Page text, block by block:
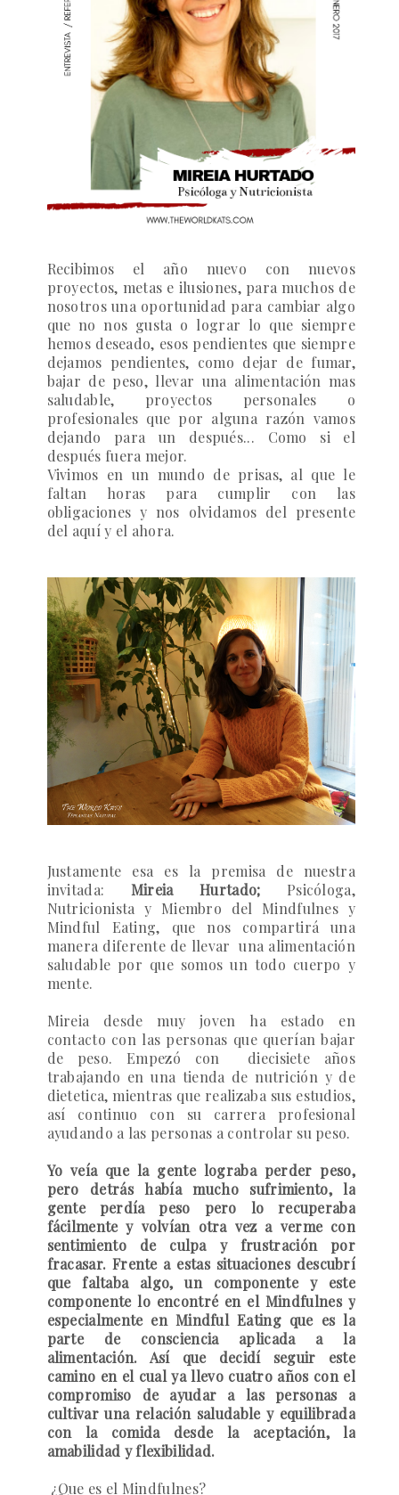
Recibimos el año nuevo con nuevos
proyectos, metas e ilusiones, para muchos de
nosotros una oportunidad para cambiar algo
que no nos gusta o lograr lo que siempre
hemos deseado, esos pendientes que siempre
dejamos pendientes, como dejar de fumar,
bajar de peso, llevar una alimentación mas
saludable, proyectos personales o
profesionales que por alguna razón vamos
dejando para un después... Como si el
después fuera mejor.
Vivimos en un mundo de prisas, al que le
faltan horas para cumplir con las
obligaciones y nos olvidamos del presente
del aquí y el ahora.
Justamente esa es la premisa de nuestra
invitada: Mireia Hurtado; Psicóloga,
Nutricionista y Miembro del Mindfulnes y
Mindful Eating, que nos compartirá una
manera diferente de llevar una alimentación
saludable por que somos un todo cuerpo y
mente.
Mireia desde muy joven ha estado en
contacto con las personas que querían bajar
de peso. Empezó con diecisiete años
trabajando en una tienda de nutrición y de
dietetica, mientras que realizaba sus estudios,
así continuo con su carrera profesional
ayudando a las personas a controlar su peso.
Yo veía que la gente lograba perder peso,
pero detrás había mucho sufrimiento, la
gente perdía peso pero lo recuperaba
fácilmente y volvían otra vez a verme con
sentimiento de culpa y frustración por
fracasar. Frente a estas situaciones descubrí
que faltaba algo, un componente y este
componente lo encontré en el Mindfulnes y
especialmente en Mindful Eating que es la
parte de consciencia aplicada a la
alimentación. Así que decidí seguir este
camino en el cual ya llevo cuatro años con el
compromiso de ayudar a las personas a
cultivar una relación saludable y equilibrada
con la comida desde la aceptación, la
amabilidad y flexibilidad.
¿Que es el Mindfulnes?